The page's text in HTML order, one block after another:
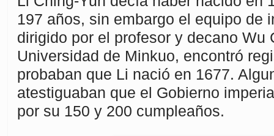
197 años, sin embargo el equipo de
dirigido por el profesor y decano Wu
Universidad de Minkuo, encontró
probaban que Li nació en 1677.
atestiguaban que el Gobierno
por su 150 y 200 cumpleaños.